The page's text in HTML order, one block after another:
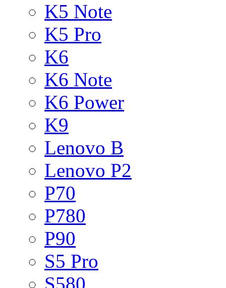
K5 Note
K5 Pro
K6
K6 Note
K6 Power
K9
Lenovo B
Lenovo P2
P70
P780
P90
S5 Pro
S580